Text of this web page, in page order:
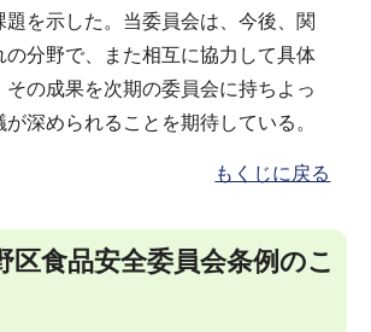
題を示した。当委員会は、今後、関
の分野で、また相互に協力して具体
その成果を次期の委員会に持ちよっ
深められることを期待している。
もくじに戻る
食品安全委員会条例のこ